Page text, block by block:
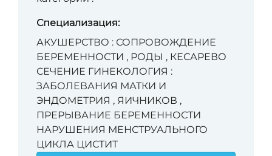
Специализация:
АКУШЕРСТВО : СОПРОВОЖДЕНИЕ
БЕРЕМЕННОСТИ , РОДЫ , КЕСАРЕВО
СЕЧЕНИЕ ГИНЕКОЛОГИЯ :
ЗАБОЛЕВАНИЯ МАТКИ И
ЭНДОМЕТРИЯ , ЯИЧНИКОВ ,
ПРЕРЫВАНИЕ БЕРЕМЕННОСТИ
НАРУШЕНИЯ МЕНСТРУАЛЬНОГО
ЦИКЛА ЦИСТИТ